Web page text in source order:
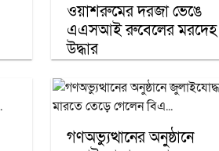
ওয়াশরুমের দরজা ভেঙে
এএসআই রুবেলের মরদেহ
উদ্ধার
গণঅভ্যুত্থানের অনুষ্ঠানে